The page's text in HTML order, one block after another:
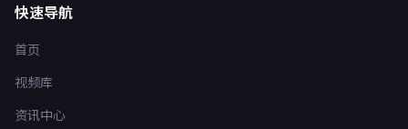
快速导航
首页
视频库
资讯中心